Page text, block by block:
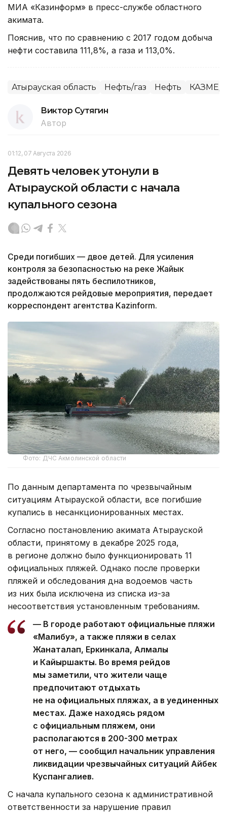
МИА «Казинформ» в пресс-службе областного
акимата.
Пояснив, что по сравнению с 2017 годом добыча
нефти составила 111,8%, а газа и 113,0%.
Атырауская область Нефть/газ Нефть
Виктор Сутягин
Автор
01:12, 07 Августа 2026
Девять человек утонули в
Атырауской области с начала
купального сезона
Среди погибших — двое детей. Для усиления
контроля за безопасностью на реке Жайык
задействованы пять беспилотников,
продолжаются рейдовые мероприятия, передает
корреспондент агентства Kazinform.
Фото: ДЧС Акмолинской области
По данным департамента по чрезвычайным
ситуациям Атырауской области, все погибшие
купались в несанкционированных местах.
Согласно постановлению акимата Атырауской
области, принятому в декабре 2025 года,
в регионе должно было функционировать 11
официальных пляжей. Однако после проверки
пляжей и обследования дна водоемов часть
из них была исключена из списка из-за
несоответствия установленным требованиям.
— В городе работают официальные пляжи
«Малибу», а также пляжи в селах
Жанаталап, Еркинкала, Алмалы
и Кайыршакты. Во время рейдов
мы заметили, что жители чаще
предпочитают отдыхать
не на официальных пляжах, а в уединенных
местах. Даже находясь рядом
с официальным пляжем, они
располагаются в 200-300 метрах
от него, — сообщил начальник управления
ликвидации чрезвычайных ситуаций Айбек
Куспангалиев.
С начала купального сезона к административной
ответственности за нарушение правил